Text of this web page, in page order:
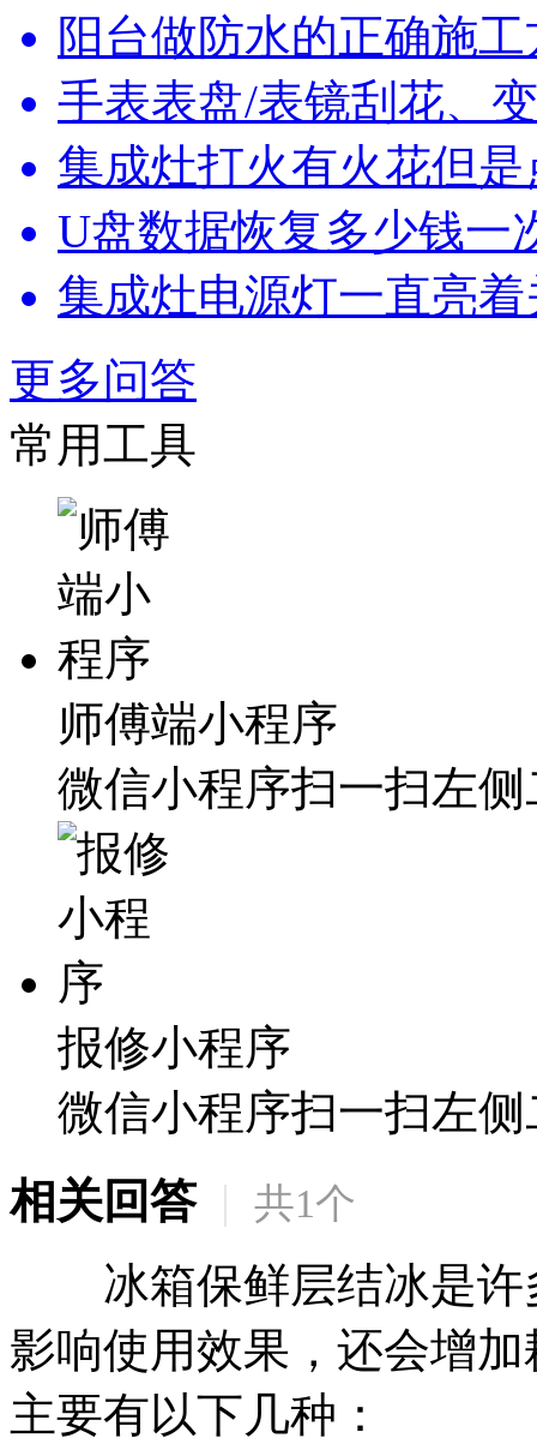
阳台做防水的正确施
手表表盘/表镜刮花、
集成灶打火有火花但
U盘数据恢复多少钱一
集成灶电源灯一直亮
更多问答
常用工具
师傅端小程序
微信小程序扫一扫左
报修小程序
微信小程序扫一扫左
相关回答 | 共1个
冰箱保鲜层结冰是许
影响使用效果，还会增
主要有以下几种：